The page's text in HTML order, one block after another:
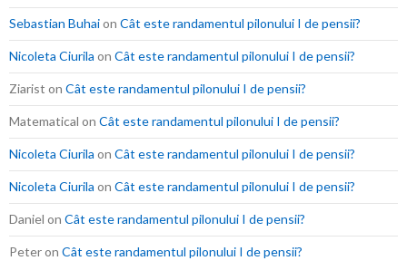
Sebastian Buhaion Cât este randamentul pilonului I de pensii?
Nicoleta Ciurila on Cât este randamentul pilonului I de pensii?
Ziarist on Cât este randamentul pilonului I de pensii?
Matematical on Cât este randamentul pilonului I de pensii?
Nicoleta Ciurila on Cât este randamentul pilonului I de pensii?
Nicoleta Ciurila on Cât este randamentul pilonului I de pensii?
Daniel on Cât este randamentul pilonului I de pensii?
Peteron Cât este randamentul pilonului I de pensii?